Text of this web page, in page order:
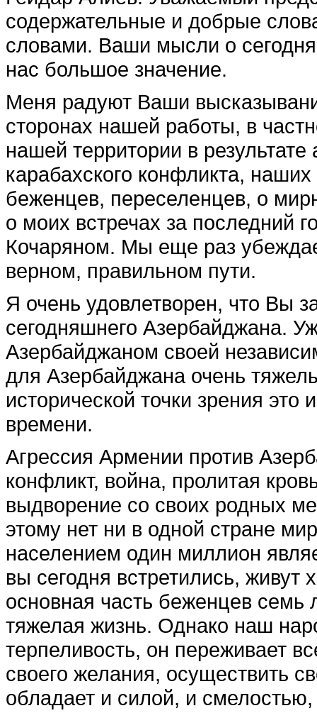
содержательные и добрые
словами. Ваши мысли о
нас большое значение.
Меня радуют Ваши
сторонах нашей работы, в
нашей территории в
карабахского конфликта,
беженцев, переселенцев, о
о моих встречах за последний
Кочаряном. Мы еще раз
верном, правильном пути.
Я очень удовлетворен, что Вы
сегодняшнего Азербайджана.
Азербайджаном своей
для Азербайджана очень
исторической точки зрения
времени.
Агрессия Армении против
конфликт, война, пролитая
выдворение со своих родных
этому нет ни в одной стране
населением один миллион
вы сегодня встретились, живут
основная часть беженцев семь
тяжелая жизнь. Однако наш
терпеливость, он переживает
своего желания, осуществить
обладает и силой, и